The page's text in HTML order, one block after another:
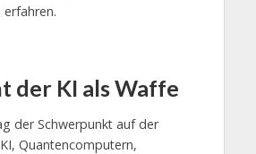
erfahren.
der KI als Waffe
der Schwerpunkt auf der
Quantencomputern,